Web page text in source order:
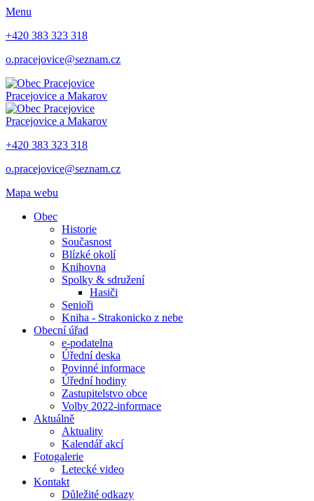
Menu
+420 383 323 318
o.pracejovice@seznam.cz
Pracejovice a Makarov
Pracejovice a Makarov
+420 383 323 318
o.pracejovice@seznam.cz
Mapa webu
Obec
Historie
Současnost
Blízké okolí
Knihovna
Spolky & sdružení
Hasiči
Senioři
Kniha - Strakonicko z nebe
Obecní úřad
e-podatelna
Úřední deska
Povinné informace
Úřední hodiny
Zastupitelstvo obce
Volby 2022-informace
Aktuálně
Aktuality
Kalendář akcí
Fotogalerie
Letecké video
Kontakt
Důležité odkazy